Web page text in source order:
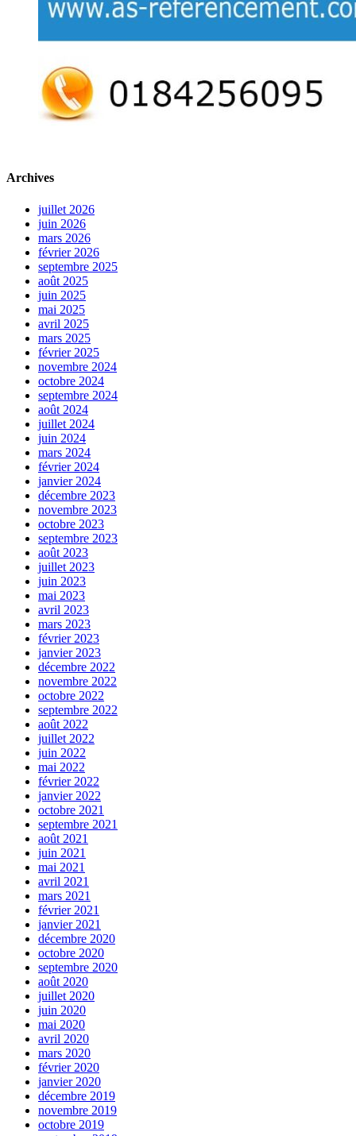
Archives
juillet 2026
juin 2026
mars 2026
février 2026
septembre 2025
août 2025
juin 2025
mai 2025
avril 2025
mars 2025
février 2025
novembre 2024
octobre 2024
septembre 2024
août 2024
juillet 2024
juin 2024
mars 2024
février 2024
janvier 2024
décembre 2023
novembre 2023
octobre 2023
septembre 2023
août 2023
juillet 2023
juin 2023
mai 2023
avril 2023
mars 2023
février 2023
janvier 2023
décembre 2022
novembre 2022
octobre 2022
septembre 2022
août 2022
juillet 2022
juin 2022
mai 2022
février 2022
janvier 2022
octobre 2021
septembre 2021
août 2021
juin 2021
mai 2021
avril 2021
mars 2021
février 2021
janvier 2021
décembre 2020
octobre 2020
septembre 2020
août 2020
juillet 2020
juin 2020
mai 2020
avril 2020
mars 2020
février 2020
janvier 2020
décembre 2019
novembre 2019
octobre 2019